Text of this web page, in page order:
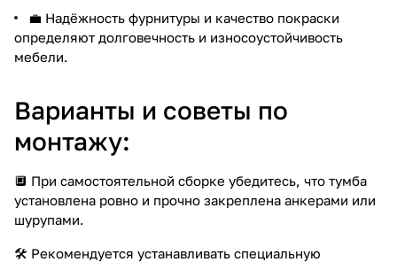
💼 Надёжность фурнитуры и качество покраски
определяют долговечность и износоустойчивость
мебели.
Варианты и советы по
монтажу:
🔲 При самостоятельной сборке убедитесь, что тумба
установлена ровно и прочно закреплена анкерами или
шурупами.
🛠️ Рекомендуется устанавливать специальную